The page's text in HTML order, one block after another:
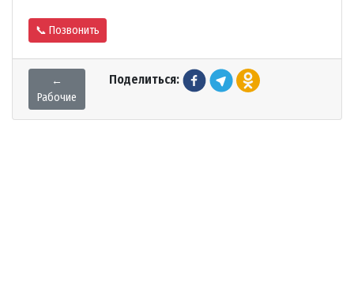
📞 Позвонить
←
Рабочие
Поделиться: